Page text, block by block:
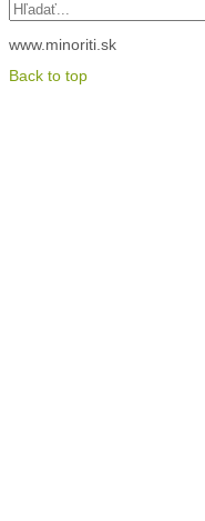
www.minoriti.sk
Back to top